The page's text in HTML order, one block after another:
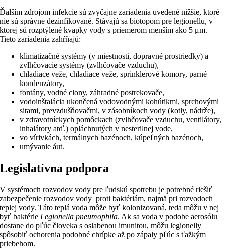
Ďalším zdrojom infekcie sú zvyčajne zariadenia uvedené nižšie, ktoré
nie sú správne dezinfikované. Stávajú sa biotopom pre legionellu, v
ktorej sú rozptýlené kvapky vody s priemerom menším ako 5 μm.
Tieto zariadenia zahŕňajú:
klimatizačné systémy (v miestnosti, dopravné prostriedky) a
zvlhčovacie systémy (zvlhčovače vzduchu),
chladiace veže, chladiace veže, sprinklerové komory, parné
kondenzátory,
fontány, vodné clony, záhradné postrekovače,
vodoinštalácia ukončená vodovodnými kohútikmi, sprchovými
sitami, prevzdušňovačmi, v zásobníkoch vody (kotly, nádrže),
v zdravotníckych pomôckach (zvlhčovače vzduchu, ventilátory,
inhalátory atď.) opláchnutých v nesterilnej vode,
vo vírivkách, termálnych bazénoch, kúpeľných bazénoch,
umývanie áut.
Legislatívna podpora
V systémoch rozvodov vody pre ľudskú spotrebu je potrebné riešiť
zabezpečenie rozvodov vody proti baktériám, najmä pri rozvodoch
teplej vody. Táto teplá voda môže byť kolonizovaná, teda môžu v nej
byť baktérie Legionella pneumophila. Ak sa voda v podobe aerosólu
dostane do pľúc človeka s oslabenou imunitou, môžu legionelly
spôsobiť ochorenia podobné chrípke až po zápaly pľúc s ťažkým
priebehom.